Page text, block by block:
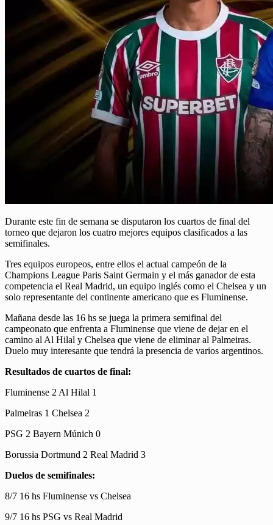
Durante este fin de semana se disputaron los cuartos de final del
torneo que dejaron los cuatro mejores equipos clasificados a las
semifinales.
Tres equipos europeos, entre ellos el actual campeón de la
Champions League Paris Saint Germain y el más ganador de esta
competencia el Real Madrid, un equipo inglés como el Chelsea y un
solo representante del continente americano que es Fluminense.
Mañana desde las 16 hs se juega la primera semifinal del
campeonato que enfrenta a Fluminense que viene de dejar en el
camino al Al Hilal y Chelsea que viene de eliminar al Palmeiras.
Duelo muy interesante que tendrá la presencia de varios argentinos.
Resultados de cuartos de final:
Fluminense 2 Al Hilal 1
Palmeiras 1 Chelsea 2
PSG 2 Bayern Múnich 0
Borussia Dortmund 2 Real Madrid 3
Duelos de semifinales:
8/7 16 hs Fluminense vs Chelsea
9/7 16 hs PSG vs Real Madrid